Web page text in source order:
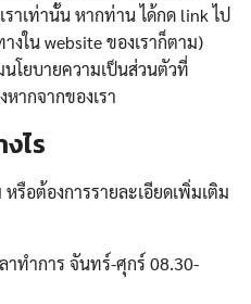
ราเท่านั้น หากท่าน ได้กด link ไป
งใน website ของเราก็ตาม)
โยบายความเป็นส่วนตัวที่
ากจากของเรา
ไร
รือต้องการรายละเอียดเพิ่มเติม
าทำการ จันทร์-ศุกร์ 08.30-